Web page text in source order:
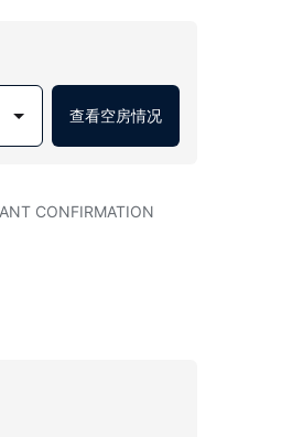
查看空房情况
CONFIRMATION